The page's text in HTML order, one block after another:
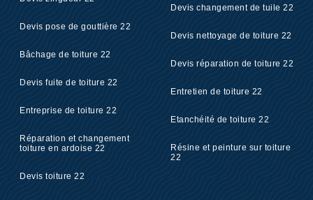
Devis pose de gouttière 22
Bâchage de toiture 22
Devis fuite de toiture 22
Entreprise de toiture 22
Réparation et changement
toiture en ardoise 22
Devis toiture 22
Devis changement de tuile 22
Devis nettoyage de toiture 22
Devis réparation de toiture 22
Entretien de toiture 22
Etanchéité de toiture 22
Résine et peinture sur toiture
22